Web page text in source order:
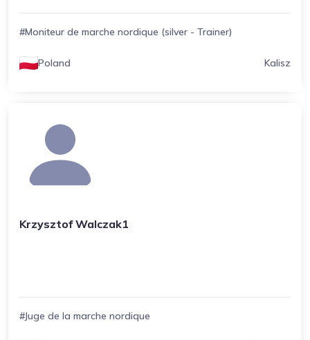
#Moniteur de marche nordique (silver - Trainer)
Poland Kalisz
Krzysztof Walczak1
#Juge de la marche nordique